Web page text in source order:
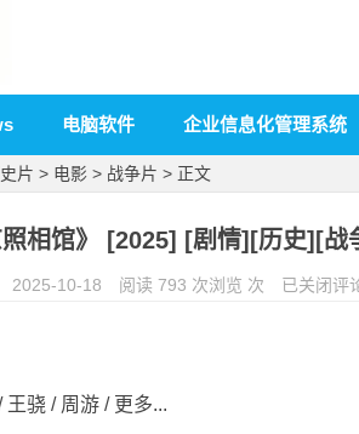
电脑软件 企业信息化管理系统
片 > 电影 > 战争片 > 正文
照相馆》 [2025] [剧情][历史][战
2025-10-18 阅读 793 次浏览 次 已关闭评
骁 / 周游 / 更多...